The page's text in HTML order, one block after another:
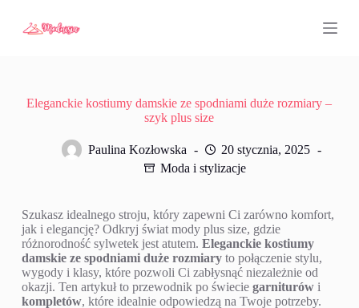
Eleganckie kostiumy damskie ze spodniami duże rozmiary –
szyk plus size
Paulina Kozłowska
20 stycznia, 2025
Moda i stylizacje
Szukasz idealnego stroju, który zapewni Ci zarówno komfort,
jak i elegancję? Odkryj świat mody plus size, gdzie
różnorodność sylwetek jest atutem. Eleganckie kostiumy
damskie ze spodniami duże rozmiaryto połączenie stylu,
wygody i klasy, które pozwoli Ci zabłysnąć niezależnie od
okazji. Ten artykuł to przewodnik po świecie garniturówi
kompletów, które idealnie odpowiedzą na Twoje potrzeby.